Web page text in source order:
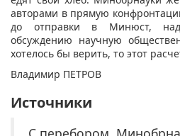
авторами в прямую
до отправки в Минюст,
обсуждению научную
хотелось бы верить, то этот
Владимир ПЕТРОВ
Источники